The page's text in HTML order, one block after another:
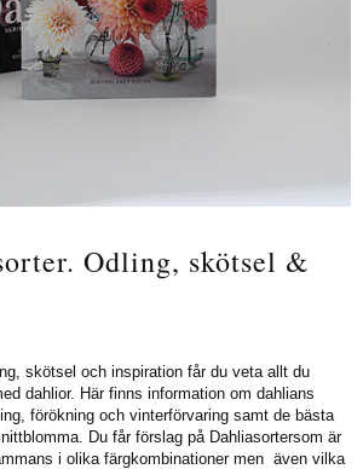
Odling, skötsel &
skötsel och inspiration får du veta allt du
dahlior. Här finns information om dahlians
förökning och vinterförvaring samt de bästa
Du får förslag på Dahliasortersom är
i olika färgkombinationer men även vilka